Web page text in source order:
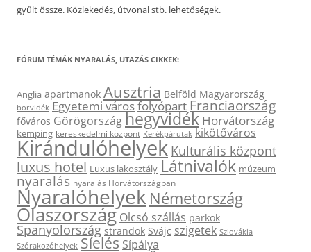
gyűlt össze. Közlekedés, útvonal stb. lehetőségek.
FÓRUM TÉMÁK NYARALÁS, UTAZÁS CIKKEK:
Anglia apartmanok Ausztria Belföld Magyarország
borvidék Egyetemi városfolyópartFranciaország
főváros Görögországhegyvidék Horvátország
kemping kereskedelmi központ Kerékpárutak kikötőváros
Kirándulóhelyek Kulturális központ
luxus hotel Luxus lakosztály Látnivalók múzeum
nyaralás nyaralás Horvátországban
Nyaralóhelyek Németország
Olaszország Olcsó szállás parkok
Spanyolország strandok Svájc szigetek Szlovákia
Szórakozóhelyek Síelés Sípálya